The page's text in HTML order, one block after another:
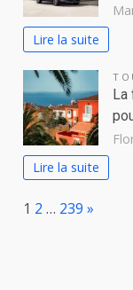
Lire la suite
La
Lire la suite
Page:
1 2 … 239 Next
»